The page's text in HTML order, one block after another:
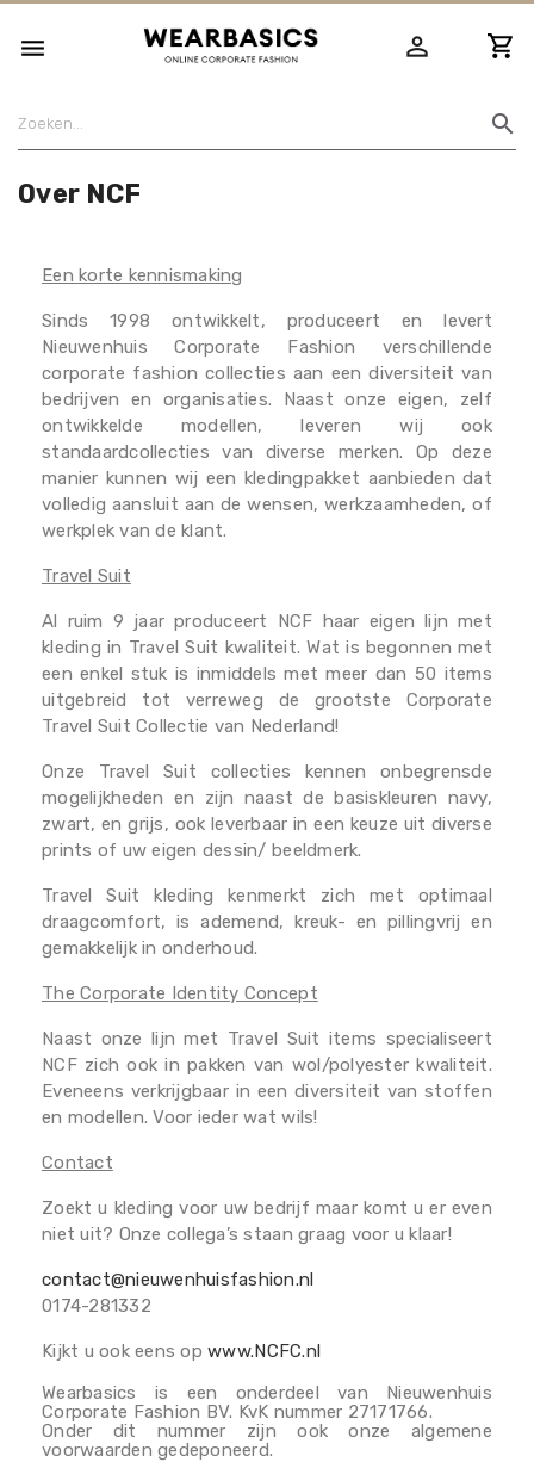
 person_outline
search
Over NCF
Een korte kennismaking
Sinds 1998 ontwikkelt, produceert en levert
Nieuwenhuis Corporate Fashion verschillende
corporate fashion collecties aan een diversiteit van
bedrijven en organisaties. Naast onze eigen, zelf
ontwikkelde modellen, leveren wij ook
standaardcollecties van diverse merken. Op deze
manier kunnen wij een kledingpakket aanbieden dat
volledig aansluit aan de wensen, werkzaamheden, of
werkplek van de klant.
Travel Suit
Al ruim 9 jaar produceert NCF haar eigen lijn met
kleding in Travel Suit kwaliteit. Wat is begonnen met
een enkel stuk is inmiddels met meer dan 50 items
uitgebreid tot verreweg de grootste Corporate
Travel Suit Collectie van Nederland!
Onze Travel Suit collecties kennen onbegrensde
mogelijkheden en zijn naast de basiskleuren navy,
zwart, en grijs, ook leverbaar in een keuze uit diverse
prints of uw eigen dessin/ beeldmerk.
Travel Suit kleding kenmerkt zich met optimaal
draagcomfort, is ademend, kreuk- en pillingvrij en
gemakkelijk in onderhoud.
The Corporate Identity Concept
Naast onze lijn met Travel Suit items specialiseert
NCF zich ook in pakken van wol/polyester kwaliteit.
Eveneens verkrijgbaar in een diversiteit van stoffen
en modellen. Voor ieder wat wils!
Contact
Zoekt u kleding voor uw bedrijf maar komt u er even
niet uit? Onze collega’s staan graag voor u klaar!
contact@nieuwenhuisfashion.nl
0174-281332
Kijkt u ook eens opwww.NCFC.nl
Wearbasics is een onderdeel van Nieuwenhuis
Corporate Fashion BV. KvK nummer 27171766.
Onder dit nummer zijn ook onze algemene
voorwaarden gedeponeerd.